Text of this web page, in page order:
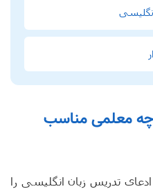
معلمی مناسب
تدریس زبان انگلیسی را